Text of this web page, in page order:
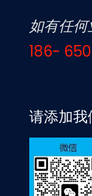
如有任
186-
请添加